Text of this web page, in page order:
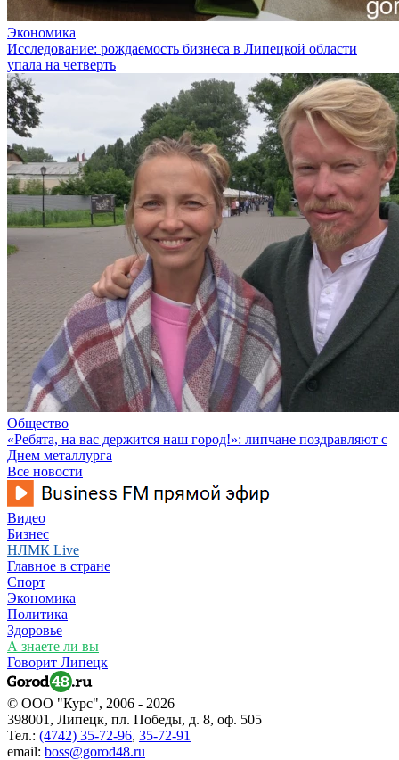
Экономика
Исследование: рождаемость бизнеса в Липецкой области
упала на четверть
Общество
«Ребята, на вас держится наш город!»: липчане поздравляют с
Днем металлурга
Все новости
Видео
Бизнес
НЛМК Live
Главное в стране
Спорт
Экономика
Политика
Здоровье
А знаете ли вы
Говорит Липецк
© ООО "Курс", 2006 - 2026
398001, Липецк, пл. Победы, д. 8, оф. 505
Тел.: (4742) 35-72-96, 35-72-91
email: boss@gorod48.ru